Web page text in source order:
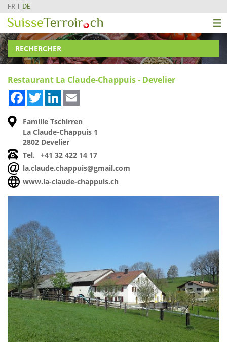
FR DE
RECHERCHER
Restaurant La Claude-Chappuis - Develier
FacebookTwitterLinkedIn
Famille Tschirren
La Claude-Chappuis 1
2802 Develier
Tel.
+41 32 422 14 17
la.claude.chappuis@gmail.com
www.la-claude-chappuis.ch